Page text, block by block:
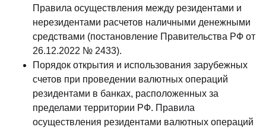
Правила осуществления между резидентами и
нерезидентами расчетов наличными денежными
средствами (постановление Правительства РФ от
26.12.2022 № 2433).
Порядок открытия и использования зарубежных
счетов при проведении валютных операций
резидентами в банках, расположенных за
пределами территории РФ. Правила
осуществления резидентами валютных операций